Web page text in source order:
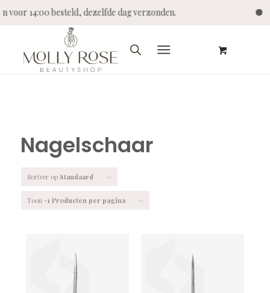
voor 14:00 besteld, dezelfde dag verzonden.
Nagelschaar
Sorteer op Standaard
Toon -1 Producten per pagina